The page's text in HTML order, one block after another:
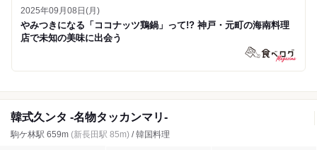
2025年09月08日(月)
やみつきになる「ココナッツ鶏鍋」って!? 神戸・元町の海南料理
店で未知の美味に出会う
韓式久ンタ -名物タッカンマリ-
駒ケ林駅 659m (新長田駅 85m) / 韓国料理